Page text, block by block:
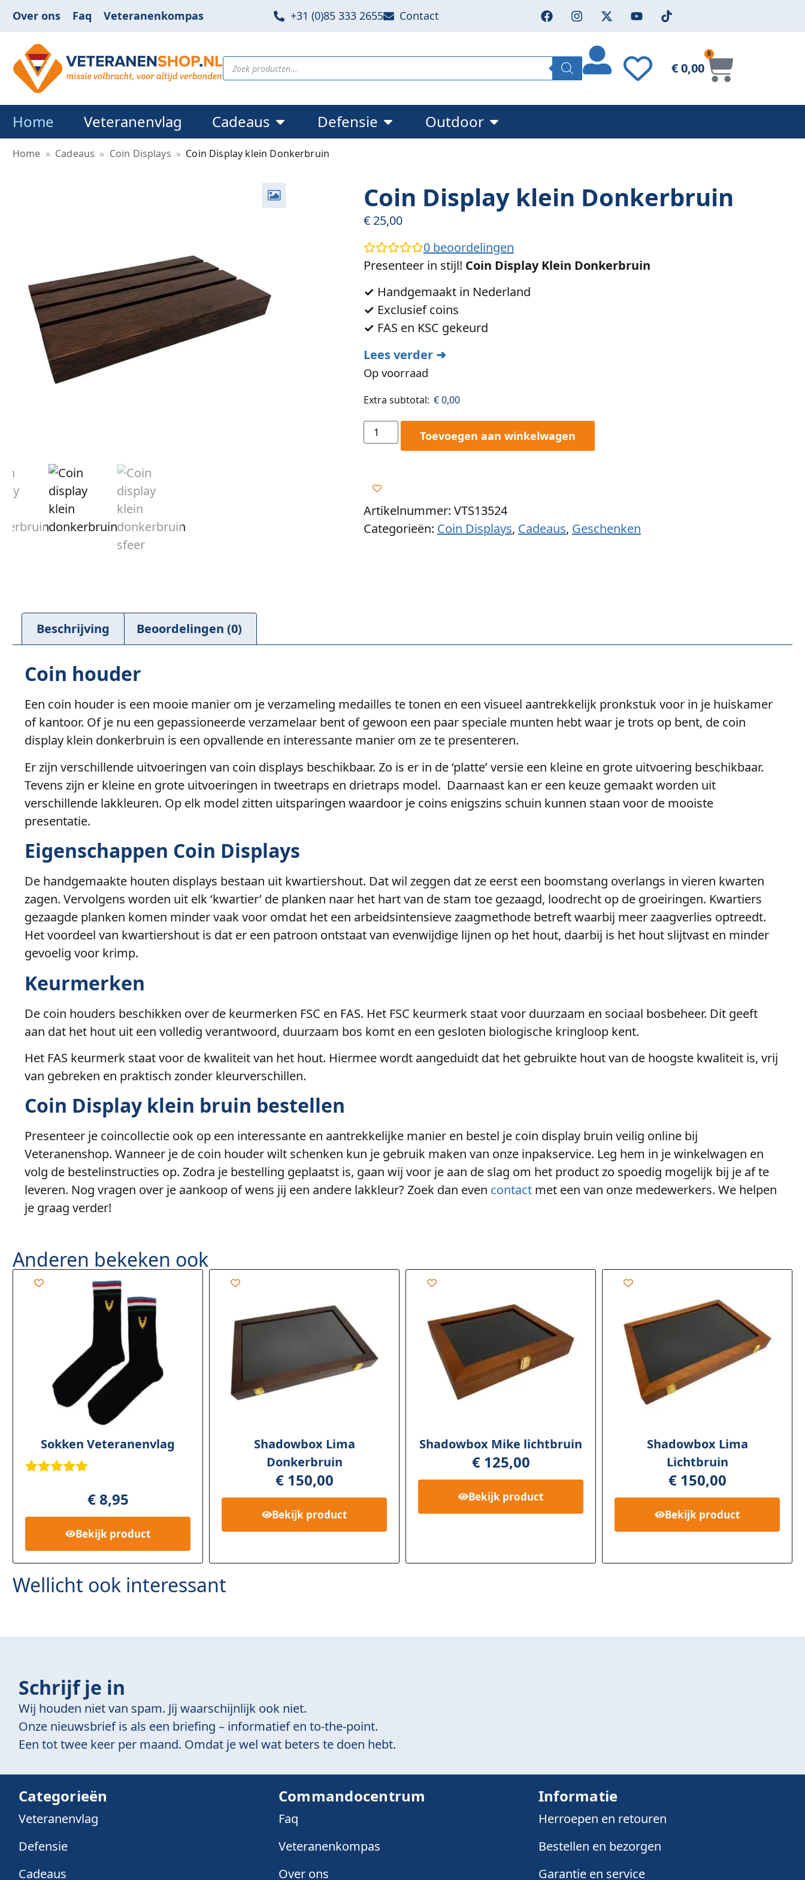
Over ons Faq Veteranenkompas +31 (0)85 333 2655 Contact
€0,00
0
Home Veteranenvlag Cadeaus Defensie Outdoor
Home » Cadeaus » Coin Displays » Coin Display klein Donkerbruin
Coin Display klein Donkerbruin
€25,00
0beoordelingen
Presenteer in stijl! Coin Display Klein Donkerbruin
✓ Handgemaakt in Nederland
✓ Exclusief coins
✓ FAS en KSC gekeurd
Lees verder ➜
Op voorraad
Extra subtotal: €0,00
Toevoegen aan winkelwagen
Artikelnummer: VTS13524
Categorieën: Coin Displays, Cadeaus, Geschenken
Beschrijving Beoordelingen (0)
Coin houder
Een coin houder is een mooie manier om je verzameling medailles te tonen en een visueel aantrekkelijk pronkstuk voor in je huiskamer
of kantoor. Of je nu een gepassioneerde verzamelaar bent of gewoon een paar speciale munten hebt waar je trots op bent, de coin
display klein donkerbruin is een opvallende en interessante manier om ze te presenteren.
Er zijn verschillende uitvoeringen van coin displays beschikbaar. Zo is er in de ‘platte’ versie een kleine en grote uitvoering beschikbaar.
Tevens zijn er kleine en grote uitvoeringen in tweetraps en drietraps model. Daarnaast kan er een keuze gemaakt worden uit
verschillende lakkleuren. Op elk model zitten uitsparingen waardoor je coins enigszins schuin kunnen staan voor de mooiste
presentatie.
Eigenschappen Coin Displays
De handgemaakte houten displays bestaan uit kwartiershout. Dat wil zeggen dat ze eerst een boomstang overlangs in vieren kwarten
zagen. Vervolgens worden uit elk ‘kwartier’ de planken naar het hart van de stam toe gezaagd, loodrecht op de groeiringen. Kwartiers
gezaagde planken komen minder vaak voor omdat het een arbeidsintensieve zaagmethode betreft waarbij meer zaagverlies optreedt.
Het voordeel van kwartiershout is dat er een patroon ontstaat van evenwijdige lijnen op het hout, daarbij is het hout slijtvast en minder
gevoelig voor krimp.
Keurmerken
De coin houders beschikken over de keurmerken FSC en FAS. Het FSC keurmerk staat voor duurzaam en sociaal bosbeheer. Dit geeft
aan dat het hout uit een volledig verantwoord, duurzaam bos komt en een gesloten biologische kringloop kent.
Het FAS keurmerk staat voor de kwaliteit van het hout. Hiermee wordt aangeduidt dat het gebruikte hout van de hoogste kwaliteit is, vrij
van gebreken en praktisch zonder kleurverschillen.
Coin Display klein bruin bestellen
Presenteer je coincollectie ook op een interessante en aantrekkelijke manier en bestel je coin display bruin veilig online bij
Veteranenshop. Wanneer je de coin houder wilt schenken kun je gebruik maken van onze inpakservice. Leg hem in je winkelwagen en
volg de bestelinstructies op. Zodra je bestelling geplaatst is, gaan wij voor je aan de slag om het product zo spoedig mogelijk bij je af te
leveren. Nog vragen over je aankoop of wens jij een andere lakkleur? Zoek dan even contact met een van onze medewerkers. We helpen
je graag verder!
Anderen bekeken ook
Sokken Veteranenvlag
gebaseerd
klant
waardering
en
€8,95
Bekijk product
Shadowbox Lima
Donkerbruin
€150,00
Bekijk product
Shadowbox Mike lichtbruin
€125,00
Bekijk product
Shadowbox Lima
Lichtbruin
€150,00
Bekijk product
Wellicht ook interessant
Schrijf je in
Wij houden niet van spam. Jij waarschijnlijk ook niet.
Onze nieuwsbrief is als een briefing – informatief en to-the-point.
Een tot twee keer per maand. Omdat je wel wat beters te doen hebt.
Categorieën
Veteranenvlag
Defensie
Cadeaus
Commandocentrum
Faq
Veteranenkompas
Over ons
Informatie
Herroepen en retouren
Bestellen en bezorgen
Garantie en service